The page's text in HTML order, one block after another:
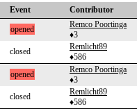
Event Contributor
opened
Remco Poortinga
♦3
closed
Remlicht89
♦586
opened
Remco Poortinga
♦3
closed
Remlicht89
♦586